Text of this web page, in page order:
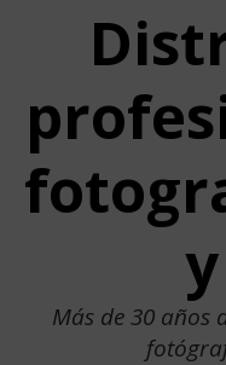
Más de 30 años